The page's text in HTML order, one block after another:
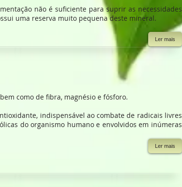
não é suficiente para suprir as necessidades
uma reserva muito pequena deste mineral.
Ler mais
como de fibra, magnésio e fósforo.
indispensável ao combate de radicais livres
do organismo humano e envolvidos em inúmeras
Ler mais